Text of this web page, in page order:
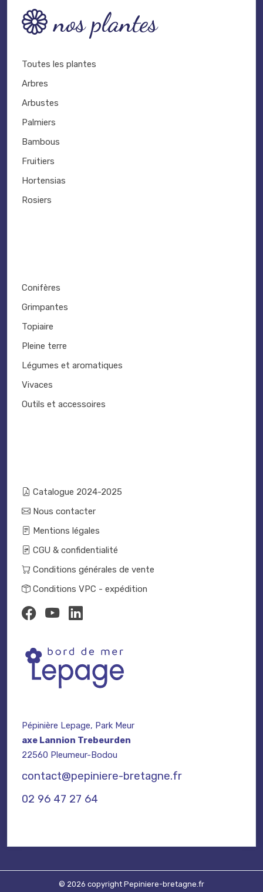
nos plantes
Toutes les plantes
Arbres
Arbustes
Palmiers
Bambous
Fruitiers
Hortensias
Rosiers
Conifères
Grimpantes
Topiaire
Pleine terre
Légumes et aromatiques
Vivaces
Outils et accessoires
Catalogue 2024-2025
Nous contacter
Mentions légales
CGU & confidentialité
Conditions générales de vente
Conditions VPC - expédition
Pépinière Lepage, Park Meur
axe Lannion Trebeurden
22560 Pleumeur-Bodou
contact@pepiniere-bretagne.fr
02 96 47 27 64
© 2026 copyright Pepiniere-bretagne.fr